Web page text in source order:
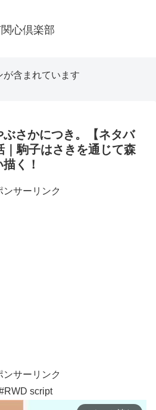
心倶楽部
含まれています
さかにつき。【ネタバ
｜駒子はさきを通じて森
く！
ンサーリンク
ンサーリンク
script